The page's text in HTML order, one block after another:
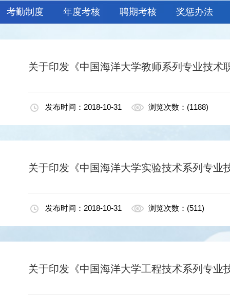
考勤制度 年度考核 聘期考核 奖惩办法
关于印发《中国海洋大学教师系列专业技术
发布时间：2018-10-31 浏览次数：(1188)
关于印发《中国海洋大学实验技术系列专业
发布时间：2018-10-31 浏览次数：(511)
关于印发《中国海洋大学工程技术系列专业